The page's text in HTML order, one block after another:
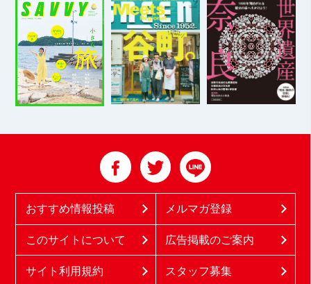
おすすめ情報投稿 メルマガ登録
このサイトについて 広告掲載のご案内
サイト利用規約 スタッフ募集